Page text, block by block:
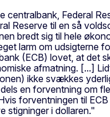
Federal
Reserve til en så
bredt sig til hele
larm om udsigterne
(ECB) lovet, at det
afmatning. [...]
ikke svækkes
en forventning om
forventningen til
stigninger i dollaren."